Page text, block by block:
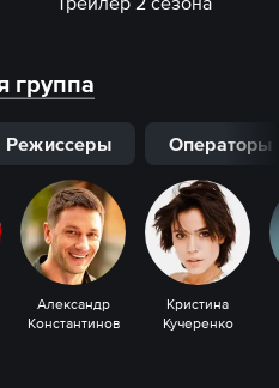
группа
Режиссеры Операторы
Александр
Константинов
Кристина
Кучеренко